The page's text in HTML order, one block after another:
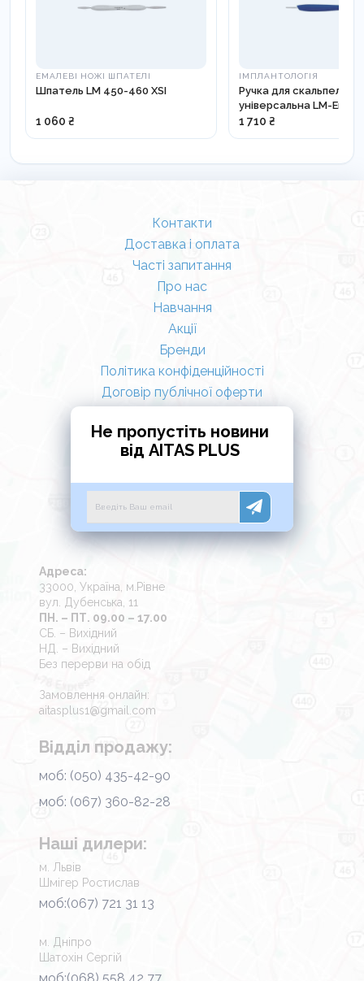
ЕМАЛЕВІ НОЖІ ШПАТЕЛІ
Шпатель LM 450-460 XSI
1 060 ₴
ІМПЛАНТОЛОГІЯ
Ручка для скальпеля
універсальна LM-
1 710 ₴
Контакти
Доставка і оплата
Часті запитання
Про нас
Навчання
Акції
Бренди
Політика конфіденційності
Договір публічної оферти
Не пропустіть новини
від AITAS PLUS
Адреса:
33000, Україна, м.Рівне
вул. Дубенська, 11
ПН. – ПТ. 09.00 – 17.00
СБ. – Вихідний
НД. – Вихідний
Без перерви на обід
Замовлення онлайн:
aitasplus1@gmail.com
Відділ продажу:
моб: (050) 435-42-90
моб: (067) 360-82-28
Наші дилери:
м. Львів
Шмігер Ростислав
моб:(067) 721 31 13
м. Дніпро
Шатохін Сергій